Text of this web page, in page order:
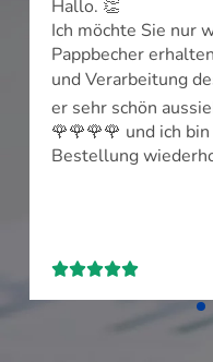
wir den
Qualität
da
Dank an
ist alles
„Alles
